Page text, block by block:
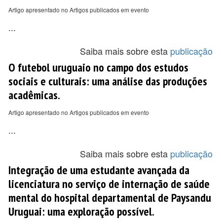
Artigo apresentado no Artigos publicados em evento
...
Saiba mais sobre esta publicação
O futebol uruguaio no campo dos estudos
sociais e culturais: uma análise das produções
acadêmicas.
Artigo apresentado no Artigos publicados em evento
...
Saiba mais sobre esta publicação
Integração de uma estudante avançada da
licenciatura no serviço de internação de saúde
mental do hospital departamental de Paysandu
Uruguai: uma exploração possível.